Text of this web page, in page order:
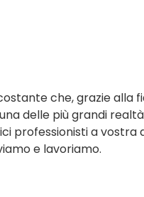
che, grazie alla
delle più grandi
professionisti a vostra
e lavoriamo.